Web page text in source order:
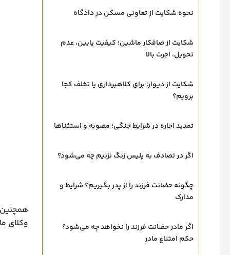
نحوه شکایت از تعاونی مسکن در دادگاه
شکایت از صافکار ماشین؛ کیفیت پایین، عدم
تحویل، اجرت بالا
شکایت از دیوار؛ برای کلاهبرداری یا تخلف کجا
برویم؟
تمدید اجاره در شرایط جنگی؛ مصوبه و استثناها
اگر در تصادف به پلیس زنگ نزنیم چه می‌شود؟
چگونه حضانت فرزند را از پدر بگیریم؟ شرایط و
مدارک
اگر مادر حضانت فرزند را نخواهد چه می‌شود؟
حکم امتناع مادر
وکلای